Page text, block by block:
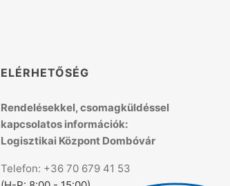
ELÉRHETŐSÉG
Rendelésekkel, csomagküldéssel
kapcsolatos információk:
Logisztikai Központ Dombóvár
Telefon: +36 70 679 41 53